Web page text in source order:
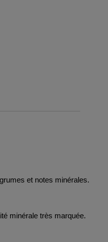
et notes minérales.
minérale très marquée.